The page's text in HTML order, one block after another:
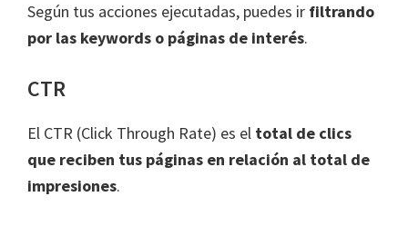
Según tus acciones ejecutadas, puedes ir filtrando
por las keywords o páginas de interés.
CTR
El CTR (Click Through Rate) es el total de clics
que reciben tus páginas en relación al total de
impresiones.